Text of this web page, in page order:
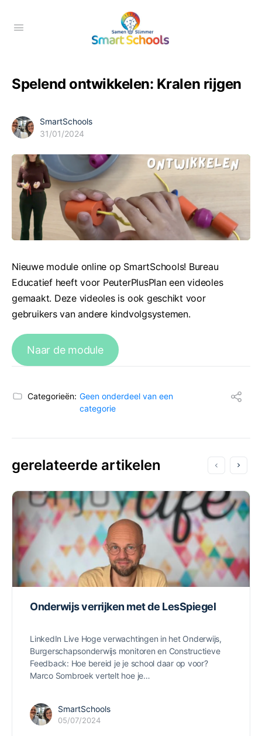
Spelend ontwikkelen: Kralen rijgen
SmartSchools
31/01/2024
Nieuwe module online op SmartSchools! Bureau
Educatief heeft voor PeuterPlusPlan een videoles
gemaakt. Deze videoles is ook geschikt voor
gebruikers van andere kindvolgsystemen.
Naar de module
Categorieën: Geen onderdeel van een
categorie
gerelateerde artikelen
Onderwijs verrijken met de LesSpiegel
LinkedIn Live Hoge verwachtingen in het Onderwijs,
Burgerschapsonderwijs monitoren en Constructieve
Feedback: Hoe bereid je je school daar op voor?
Marco Sombroek vertelt hoe je…
SmartSchools
05/07/2024